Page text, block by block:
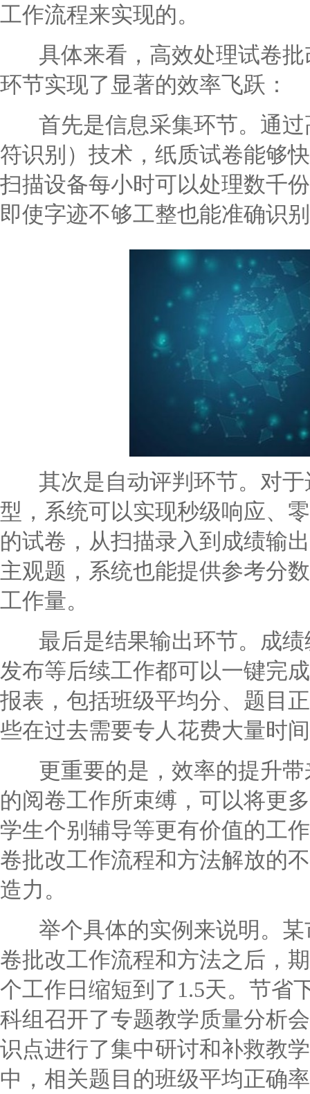
工作流程来实现的。
具体来看，高效处理试卷批
环节实现了显著的效率飞跃：
首先是信息采集环节。通过
符识别）技术，纸质试卷能够
扫描设备每小时可以处理数千
即使字迹不够工整也能准确识
其次是自动评判环节。对于
型，系统可以实现秒级响应、
的试卷，从扫描录入到成绩输
主观题，系统也能提供参考分
工作量。
最后是结果输出环节。成绩
发布等后续工作都可以一键完
报表，包括班级平均分、题目
些在过去需要专人花费大量时
更重要的是，效率的提升带
的阅卷工作所束缚，可以将更
学生个别辅导等更有价值的工
卷批改工作流程和方法解放的
造力。
举个具体的实例来说明。某
卷批改工作流程和方法之后，
个工作日缩短到了1.5天。节省
科组召开了专题教学质量分析
识点进行了集中研讨和补救教
中，相关题目的班级平均正确